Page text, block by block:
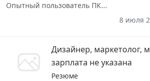
Опытный пользователь ПК...
8 июля
Дизайнер, маркетолог,
зарплата не указана
Резюме